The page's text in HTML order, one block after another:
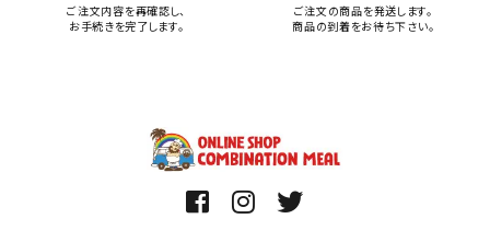
ご注文内容を再確認し、
お手続きを完了します。
ご注文の商品を発送します。
商品の到着をお待ち下さい。